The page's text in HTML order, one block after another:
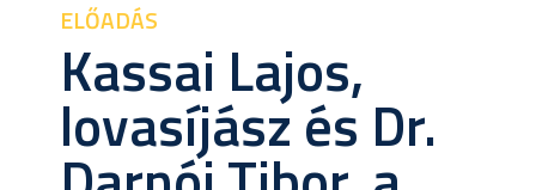
ELŐADÁS
Kassai Lajos,
lovasíjász és Dr.